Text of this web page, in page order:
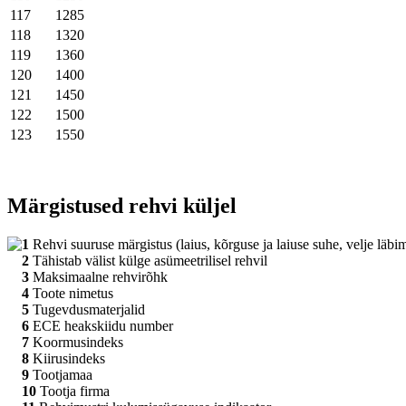
117
1285
118
1320
119
1360
120
1400
121
1450
122
1500
123
1550
Märgistused rehvi küljel
1 Rehvi suuruse märgistus (laius, kõrguse ja laiuse suhe, velje
2 Tähistab välist külge asümeetrilisel rehvil
3 Maksimaalne rehvirõhk
4 Toote nimetus
5 Tugevdusmaterjalid
6 ECE heakskiidu number
7 Koormusindeks
8 Kiirusindeks
9 Tootjamaa
10 Tootja firma